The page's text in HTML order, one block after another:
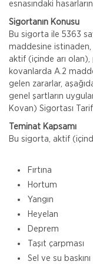
esnasındaki
Sigortanın Konusu
Bu sigorta ile 5363
maddesine istinaden,
aktif (içinde arı
kovanlarda A.2
gelen zararlar,
genel şartların
Kovan) Sigortası
Teminat Kapsamı
Bu sigorta, aktif
Fırtına
Hortum
Yangın
Heyelan
Deprem
Taşıt çarpması
Sel ve su baskını